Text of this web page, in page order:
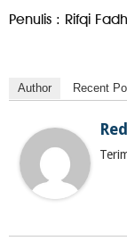
Penulis : Rifqi
Author Recent